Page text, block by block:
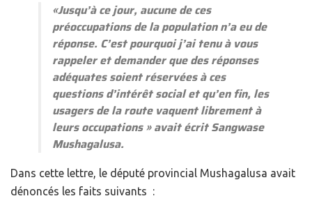
«Jusqu’à ce jour, aucune de ces
préoccupations de la population n’a eu de
réponse. C’est pourquoi j’ai tenu à vous
rappeler et demander que des réponses
adéquates soient réservées à ces
questions d’intérêt social et qu’en fin, les
usagers de la route vaquent librement à
leurs occupations» avait écrit Sangwase
Mushagalusa.
Dans cette lettre, le député provincial Mushagalusa avait
dénoncés les faits suivants :